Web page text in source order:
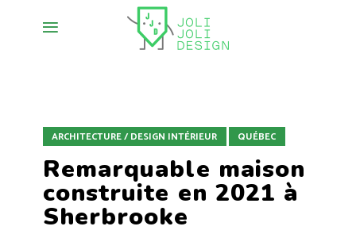
ARCHITECTURE / DESIGN INTÉRIEUR QUÉBEC
Remarquable maison
construite en 2021 à
Sherbrooke